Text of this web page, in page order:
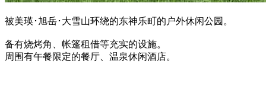
被美瑛･旭岳･大雪山环绕的东神乐町的户外休闲公园。
备有烧烤角、帐篷租借等充实的设施。
周围有午餐限定的餐厅、温泉休闲酒店。